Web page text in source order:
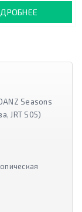
Seasons
JRT S05)